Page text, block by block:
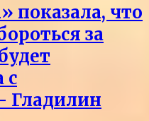
показала, что
за
с
Гладилин